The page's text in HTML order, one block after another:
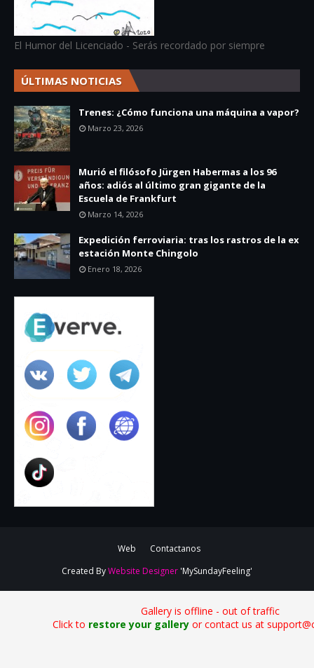
El Humor del Licenciado - Serás recordado por siempre
ÚLTIMAS NOTICIAS
Trenes: ¿Cómo funciona una máquina a vapor?
Marzo 23, 2026
Murió el filósofo Jürgen Habermas a los 96
años: adiós al último gran gigante de la
Escuela de Frankfurt
Marzo 14, 2026
Expedición ferroviaria: tras los rastros de la ex
estación Monte Chingolo
Enero 18, 2026
Web
Contactanos
Created ByWebsite Designer 'MySundayFeeling'
Gallery is offline - out of traffic
Click to restore your galleryor contact us at